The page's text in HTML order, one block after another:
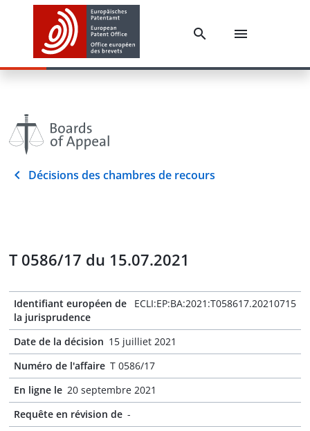
Décisions des chambres de recours
T 0586/17 du 15.07.2021
Identifiant européen de
la jurisprudence
ECLI:EP:BA:2021:T058617.20210715
Date de la décision 15 juilliet 2021
Numéro de l'affaire T 0586/17
En ligne le 20 septembre 2021
Requête en révision de -